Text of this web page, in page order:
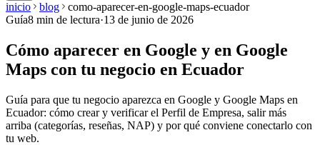
inicio blog
como-aparecer-en-google-maps-ecuador
Guía8 min de lectura·13 de junio de 2026
Cómo aparecer en Google y en Google
Maps con tu negocio en Ecuador
Guía para que tu negocio aparezca en Google y Google Maps en
Ecuador: cómo crear y verificar el Perfil de Empresa, salir más
arriba (categorías, reseñas, NAP) y por qué conviene conectarlo con
tu web.